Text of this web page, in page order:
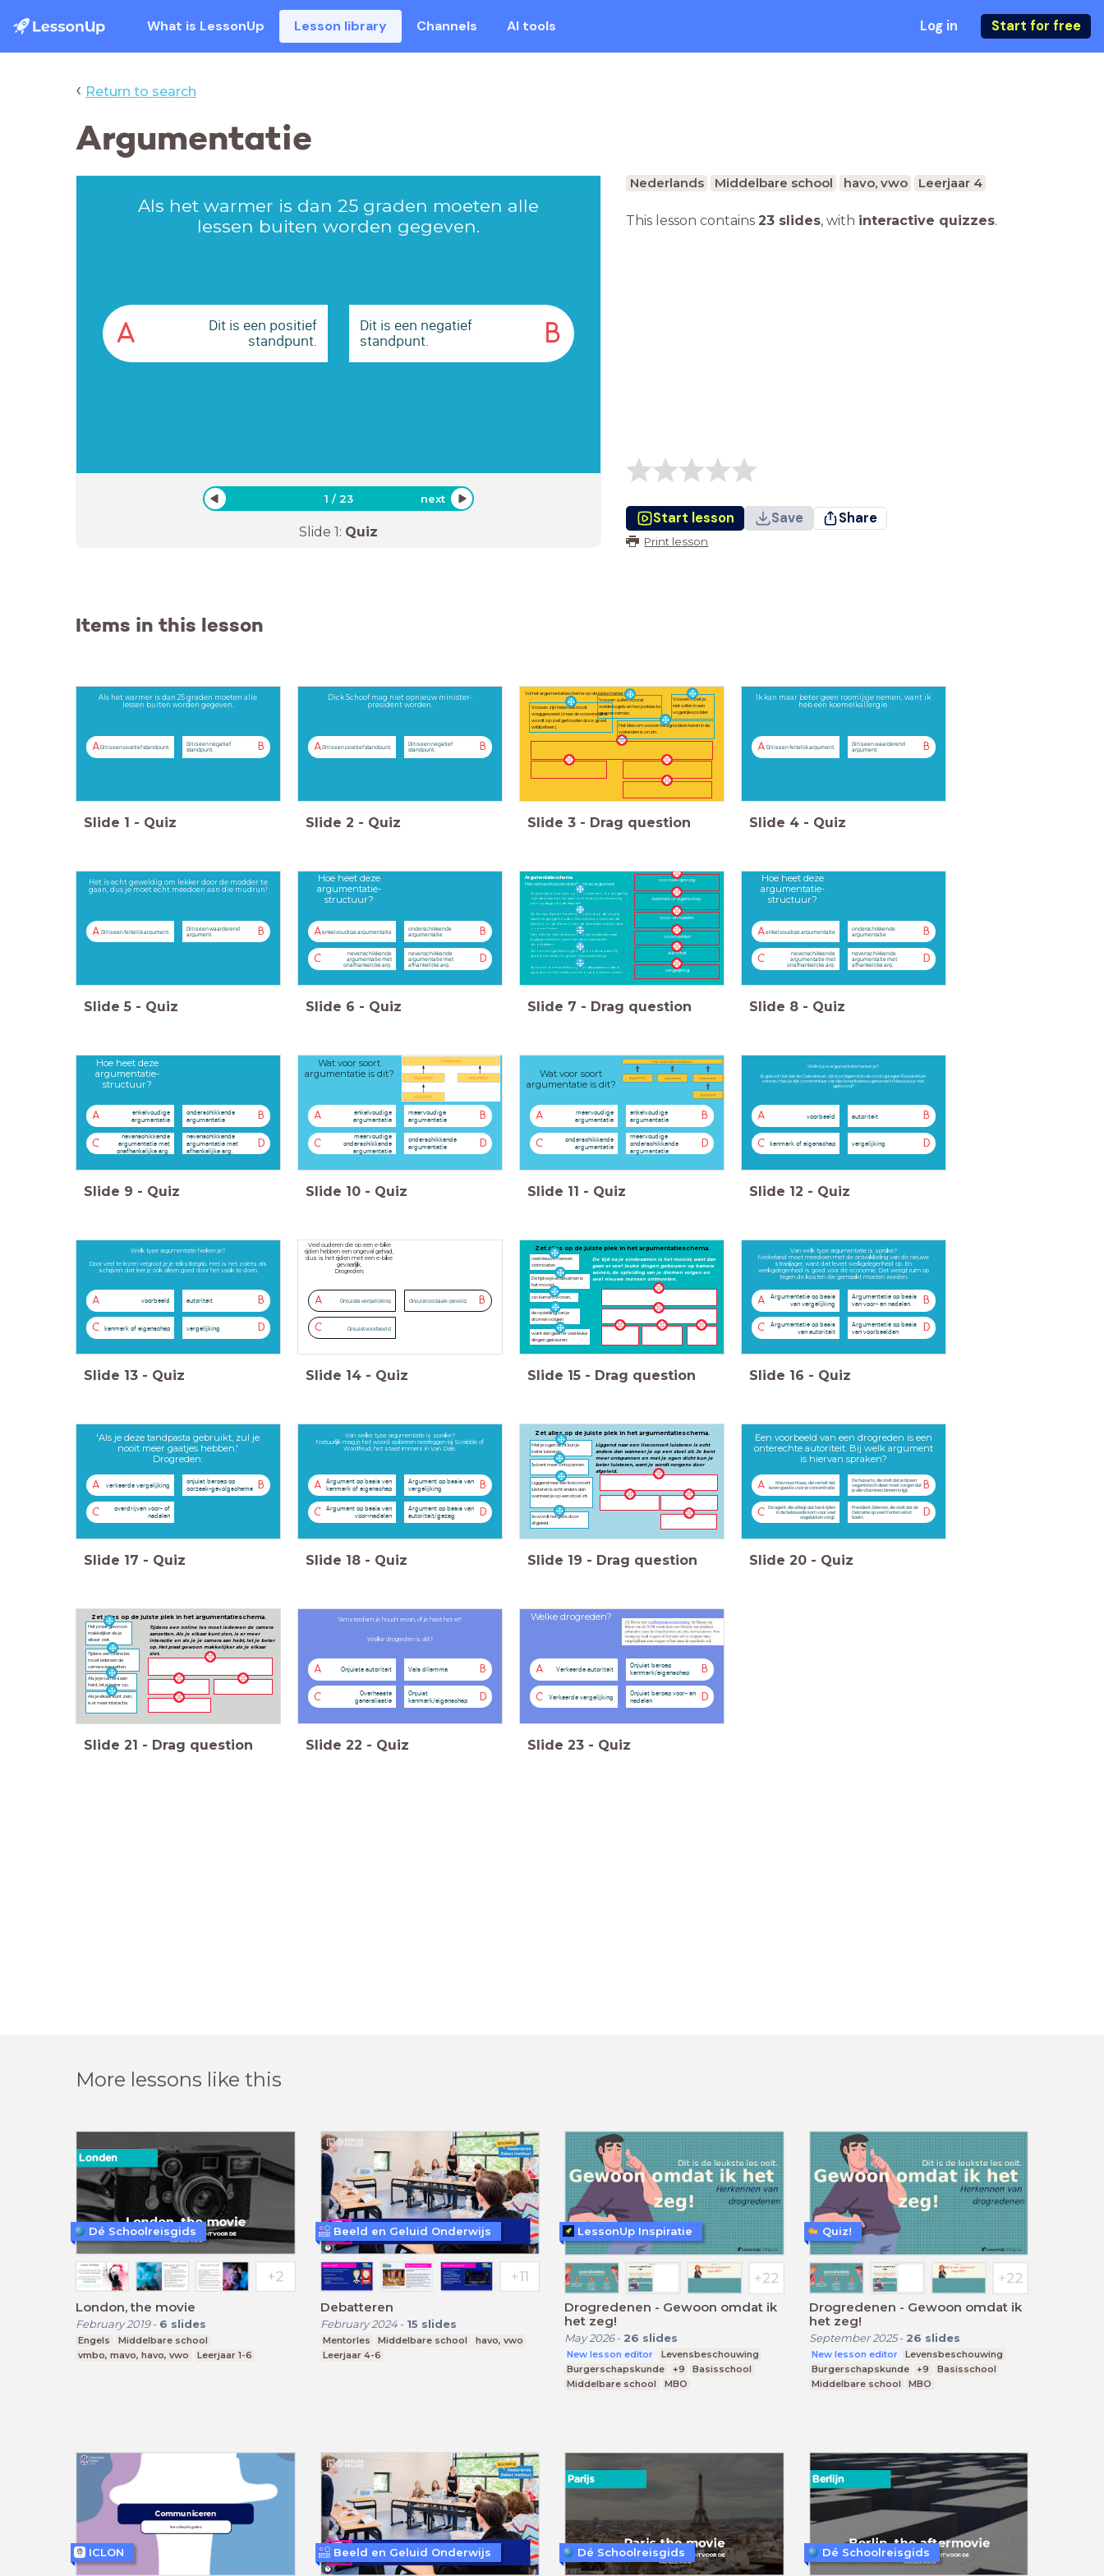
What is LessonUp Lesson library Channels AI tools Log in Start for free
‹ Return to search
Argumentatie
Als het warmer is dan 25 graden moeten alle
lessen buiten worden gegeven.
A
Dit is een positief
standpunt.
B
Dit is een negatief
standpunt.
1 /23 next
Slide 1: Quiz
Nederlands Middelbare school havo, vwo Leerjaar 4
This lesson contains 23 slides, with interactive quizzes.
Start lesson Save Share
Print lesson
Items in this lesson
Als het warmer is dan 25 graden moeten alle
lessen buiten worden gegeven.
ADit is een positief standpunt. B
Dit is een negatief
standpunt.
Slide 1 - Quiz
Dick Schoof mag niet opnieuw minister-
president worden.
ADit is een positief standpunt. B
Dit is een negatief
standpunt.
Slide 2 - Quiz
Vul het argumentatieschema op de juiste manier in.
Het idee om vossen terug te laten keren in de
weilanden is onzin.
Vossen zijn helemaal nooit
weggeweest (maar de vossenstand
wordt op peil gehouden door goed
wildbeheer).
Vossen moet je
niet willen in een
vogelrijke polder.
Vossen zullen vooral
weidevogels en hun jonkies te
grazen nemen.
Slide 3 - Drag question
Ik kan maar beter geen roomijsje nemen, want ik
heb een koemelkallergie.
A Dit is een feitelijk argument. B
Dit is een waarderend
argument.
Slide 4 - Quiz
Het is echt geweldig om lekker door de modder te
gaan, dus je moet echt meedoen aan die mudrun!
A Dit is een feitelijk argument. B
Dit is een waarderend
argument.
Slide 5 - Quiz
Hoe heet deze
argumentatie-
structuur?
Aenkelvoudige argumentatie B
onderschikkende
argumentatie
C
nevenschikkende
argumentatie met
onafhankelijke arg.
D
nevenschikkende
argumentatie met
afhankelijke arg.
Slide 6 - Quiz
Argumentatieschema
Het verband tussen standpunt en argument
oorzaak-gevolg
kenmerk of eigenschap
voor- en nadelen
voorbeelden
autoriteit
vergelijking
Het zal me niet verbazen dat we straks allemaal
buikpijn hebben, want het vlees was slecht
doorbakken.
Je moet zonnecellen op het dak plaatsen: dat is
goed voor het milieu en voor je portemonnee.
Jeroen is eigenlijk nog een groot kind, want hij
speelt het liefst nog met zijn piratenlego.
Je kunt absoluut niet op hem rekenen. Zo vergat hij
zijn deel van het dossier in te leveren en kwam hij
niet opdagen bij de afspraak.
De Eerste Kamer heeft het verbod op de rituele
slacht tegengehouden. Het wetsvoorstel van de
Partij voor de Dieren over de vleestaks zal het dus
ook niet halen.
Slide 7 - Drag question
Hoe heet deze
argumentatie-
structuur?
Aenkelvoudige argumentatie B
onderschikkende
argumentatie
C
nevenschikkende
argumentatie met
onafhankelijke arg.
D
nevenschikkende
argumentatie met
afhankelijke arg.
Slide 8 - Quiz
Hoe heet deze
argumentatie-
structuur?
A
enkelvoudige
argumentatie
B
onderschikkende
argumentatie
C
nevenschikkende
argumentatie met
onafhankelijke arg.
D
nevenschikkende
argumentatie met
afhankelijke arg.
Slide 9 - Quiz
Wat voor soort
argumentatie is dit?
A
enkelvoudige
argumentatie
B
meervoudige
argumentatie
C
meervoudige
onderschikkende
argumentatie
D
onderschikkende
argumentatie
Slide 10 - Quiz
Wat voor soort
argumentatie is dit?
A
meervoudige
argumentatie
B
enkelvoudige
argumentatie
C
onderschikkende
argumentatie
D
meervoudige
onderschikkende
argumentatie
Slide 11 - Quiz
Welk type argumentatie herken je?
Ik geloof niet dat de Oekraïne en zijn bondgenoten de oorlog tegen Rusland kan
winnen. Heb je dat commentaar van die Amerikaanse generaal in Nieuwsuur niet
gehoord?
A voorbeeld B
autoriteit
C kenmerk of eigenschap D
vergelijking
Slide 12 - Quiz
Welk type argumentatie herken je?
Door veel te lezen vergroot je je tekstbegrip. Het is net zoiets als
schrijven: dat leer je ook alleen goed door het vaak te doen.
A voorbeeld B
autoriteit
C kenmerk of eigenschap D
vergelijking
Slide 13 - Quiz
Veel ouderen die op een e-bike
rijden hebben een ongeval gehad,
dus is het rijden met een e-bike
gevaarlijk.
Drogreden:
A Onjuiste vergelijking B
Onjuist oorzaak-gevolg
C Onjuist voorbeeld
Slide 14 - Quiz
De tijd na je eindexamen is het mooist, want dan
gaan er veel leuke dingen gebeuren: op kamers
wonen, de opleiding van je dromen volgen en
veel nieuwe mensen ontmoeten.
Zet alles op de juiste plek in het argumentatieschema.
veel nieuwe mensen
ontmoeten.
De tijd na je eindexamen is
het mooist,
op kamers wonen,
de opleiding van je
dromen volgen
want dan gaan er veel leuke
dingen gebeuren:
Slide 15 - Drag question
Van welk type argumentatie is sprake?
Nederland moet meedoen met de ontwikkeling van de nieuwe
straaljager, want dat levert werkgelegenheid op. En
werkgelegenheid is goed voor de economie. Dat weegt ruim op
tegen de kosten die gemaakt moeten worden.
A
Argumentatie op basis
van vergelijking
B
Argumentatie op basis
van voor- en nadelen.
C
Argumentatie op basis
van autoriteit
D
Argumentatie op basis
van voorbeelden
Slide 16 - Quiz
'Als je deze tandpasta gebruikt, zul je
nooit meer gaatjes hebben.'
Drogreden:
A verkeerde vergelijking B
onjuist beroep op
oorzaak-gevolgschema
C
overdrijven voor- of
nadelen
Slide 17 - Quiz
Van welke type argumentatie is sprake?
Natuurlijk mag je het woord epibreren neerleggen bij Scrabble of
Wordfeud; het staat immers in Van Dale.
A
Argument op basis van
kenmerk of eigenschap
B
Argument op basis van
vergelijking
C
Argument op basis van
voor-nadelen
D
Argument op basis van
autoriteit/gezag
Slide 18 - Quiz
Liggend naar een liveconcert luisteren is echt
anders dan wanneer je op een stoel zit. Je bent
meer ontspannen en met je ogen dicht kun je
beter luisteren, want je wordt nergens door
afgeleid.
Zet alles op de juiste plek in het argumentatieschema.
Met je ogen dicht kun je
beter luisteren.
Je bent meer ontspannen.
Liggend naar een liveconcert
luisteren is echt anders dan
wanneer je op een stoel zit.
Je wordt nergens door
afgeleid.
Slide 19 - Drag question
Een voorbeeld van een drogreden is een
onterechte autoriteit. Bij welk argument
is hiervan spraken?
A
Mevrouw Maas, die vertelt dat
lezen goed is voor je concentratie.
B
De huisarts, die stelt dat je bij een
veganistisch dieet moet zorgen dat
je alle vitamines binnen krijgt.
C
De agent, die uitlegt dat hard rijden
in de bebouwde kom voor veel
ongelukken zorgt.
D
President Zelenski, die stelt dat de
Oekraïne op veel fronten winst
boekt.
Slide 20 - Quiz
Tijdens een online les moet iedereen de camera
aanzetten. Als je elkaar kunt zien, is er meer
interactie en als je je camera aan hebt, let je beter
op. Het praat gewoon makkelijker als je elkaar
ziet.
Zet alles op de juiste plek in het argumentatieschema.
Het praat gewoon
makkelijker als je
elkaar ziet.
Tijdens een online les
moet iedereen de
camera aanzetten.
Als je je camera aan
hebt, let je beter op.
Als je elkaar kunt zien,
is er meer interactie.
Slide 21 - Drag question
"Amsterdam: je houdt ervan, of je haat het er!"
Welke drogreden is dit?
A Onjuiste autoriteit B
Vals dilemma
C
Overhaaste
generalisatie
D
Onjuist
kenmerk/eigenschap
Slide 22 - Quiz
Welke drogreden?
A Verkeerde autoriteit B
Onjuist beroep
kenmerk/eigenschap
C Verkeerde vergelijking D
Onjuist beroep voor- en
nadelen
Slide 23 - Quiz
More lessons like this
London, the movie
February 2019- 6 slides
Engels
Middelbare school
vmbo, mavo, havo, vwo
Leerjaar 1-6
Dé Schoolreisgids
Debatteren
February 2024- 15 slides
Mentorles Middelbare school
havo, vwo
Leerjaar 4-6
Beeld en Geluid Onderwijs
Drogredenen - Gewoon omdat ik
het zeg!
May 2026- 26 slides
New lesson editor
Levensbeschouwing
Burgerschapskunde
+9
Basisschool
Middelbare school
MBO
LessonUp Inspiratie
Drogredenen - Gewoon omdat ik
het zeg!
September 2025- 26 slides
New lesson editor
Levensbeschouwing
Burgerschapskunde
+9
Basisschool
Middelbare school
MBO
Quiz!
ICLON Beeld en Geluid Onderwijs Dé Schoolreisgids Dé Schoolreisgids